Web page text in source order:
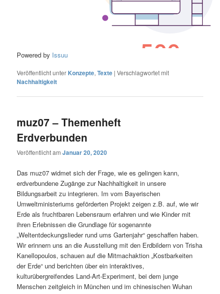
Powered by Issuu
Veröffentlicht unter Konzepte,Texte |Verschlagwortet mit
Nachhaltigkeit
muz07 – Themenheft
Erdverbunden
Veröffentlicht amJanuar 20, 2020
Das muz07 widmet sich der Frage, wie es gelingen kann,
erdverbundene Zugänge zur Nachhaltigkeit in unsere
Bildungsarbeit zu integrieren. Im vom Bayerischen
Umweltministeriums geförderten Projekt zeigen z.B. auf, wie wir
Erde als fruchtbaren Lebensraum erfahren und wie Kinder mit
ihren Erlebnissen die Grundlage für sogenannte
„Weltentdeckungslieder rund ums Gartenjahr“ geschaffen haben.
Wir erinnern uns an die Ausstellung mit den Erdbildern von Trisha
Kanellopoulos, schauen auf die Mitmachaktion „Kostbarkeiten
der Erde“ und berichten über ein interaktives,
kulturübergreifendes Land-Art-Experiment, bei dem junge
Menschen zeitgleich in München und im chinesischen Wuhan